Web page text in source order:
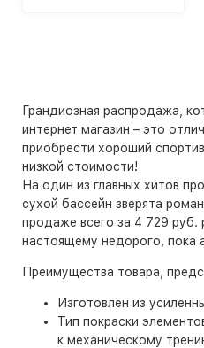
Грандиозная распродажа,
интернет магазин – это
приобрести хороший
низкой стоимости!
На один из главных хитов
сухой бассейн зверята
продаже всего за 4 729 руб.
настоящему недорого, пока
Преимущества товара,
Изготовлен из
Тип покраски
к механическому